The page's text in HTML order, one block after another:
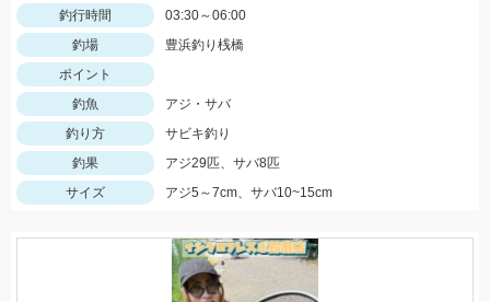
釣行時間
03:30～06:00
釣場
豊浜釣り桟橋
ポイント
釣魚
アジ・サバ
釣り方
サビキ釣り
釣果
アジ29匹、サバ8匹
サイズ
アジ5～7cm、サバ10~15cm